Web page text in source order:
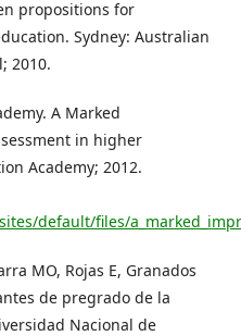
propositions for
Sydney: Australian
2010.
A Marked
in higher
Academy; 2012.
default/files/
MO, Rojas E, Granados
de pregrado de la
Nacional de